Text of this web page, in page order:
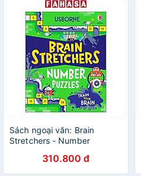
Sách ngoại văn: Brain
Stretchers - Number
310.800 đ